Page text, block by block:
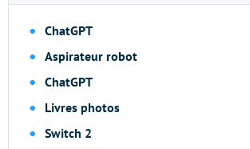
ChatGPT
Aspirateur robot
ChatGPT
Livres photos
Switch 2